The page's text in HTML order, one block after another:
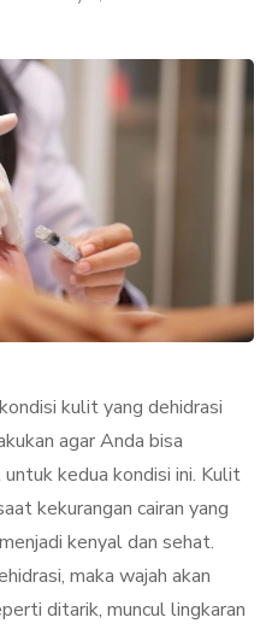
kulit yang dehidrasi
agar Anda bisa
kedua kondisi ini. Kulit
kekurangan cairan yang
kenyal dan sehat.
maka wajah akan
ditarik, muncul lingkaran